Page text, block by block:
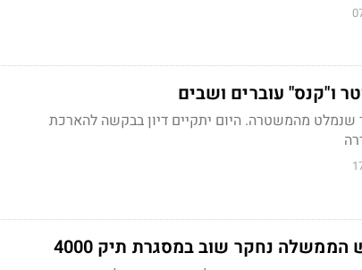
שנמלט מהמשטרה. היום יתקיים דיון בבקשה להארכת
נחקר שוב במסגרת תיק 4000